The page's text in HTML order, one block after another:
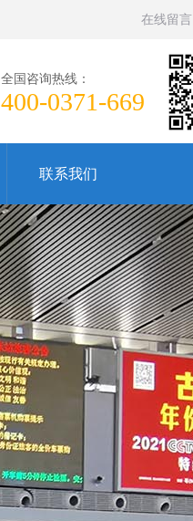
在线留言
全国咨询热线：
400-0371-669
联系我们